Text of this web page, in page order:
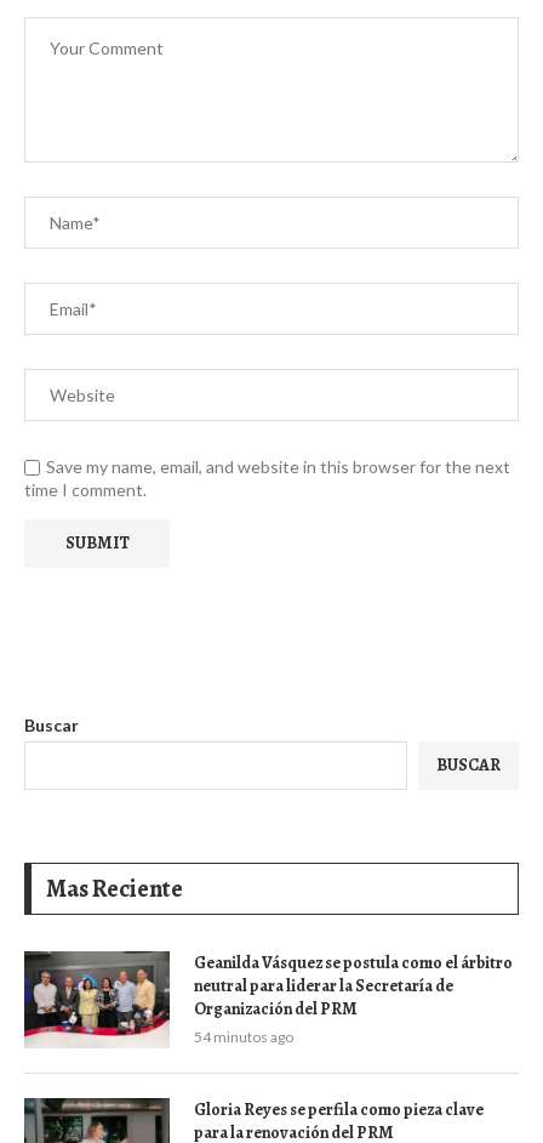
Save my name, email, and website in this browser for the next
time I comment.
Buscar
BUSCAR
Mas Reciente
Geanilda Vásquez se postula como el árbitro
neutral para liderar la Secretaría de
Organización del PRM
54 minutos ago
Gloria Reyes se perfila como pieza clave
para la renovación del PRM